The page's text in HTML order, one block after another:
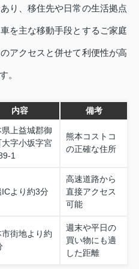
り、移住先や日常の生活拠点
を主な移動手段とするご家庭
アクセスと併せて利便性が高
。
内容 備考
上益城郡御
大字小坂字宮
熊本コストコ
の正確な住所
ICより約3分
高速道路から
直接アクセス
可能
街地より約
週末や平日の
買い物にも適
した距離